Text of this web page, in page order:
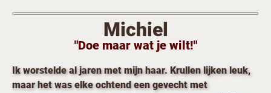
Michiel
"Doe maar wat je wilt!"
Ik worstelde al jaren met mijn haar. Krullen lijken leuk,
maar het was elke ochtend een gevecht met